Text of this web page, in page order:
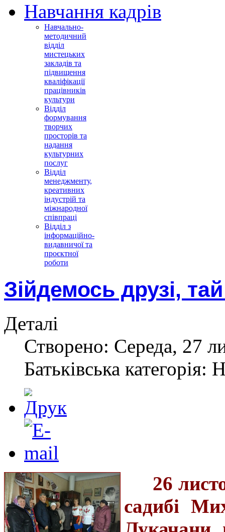
Навчання кадрів
Навчально-
методичний
відділ
мистецьких
закладів та
підвищення
кваліфікації
працівників
культури
Відділ
формування
творчих
просторів та
надання
культурних
послуг
Відділ
менеджменту,
креативних
індустрій та
міжнародної
співпраці
Відділ з
інформаційно-
видавничої та
проєктної
роботи
Зійдемось друзі,
Деталі
Створено: Середа, 27
Батьківська категорія:
26
садибі